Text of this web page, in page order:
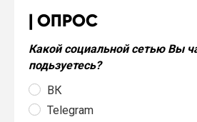
ОПРОС
Какой социальной сетью Вы
подьзуетесь?
ВК
Telegram